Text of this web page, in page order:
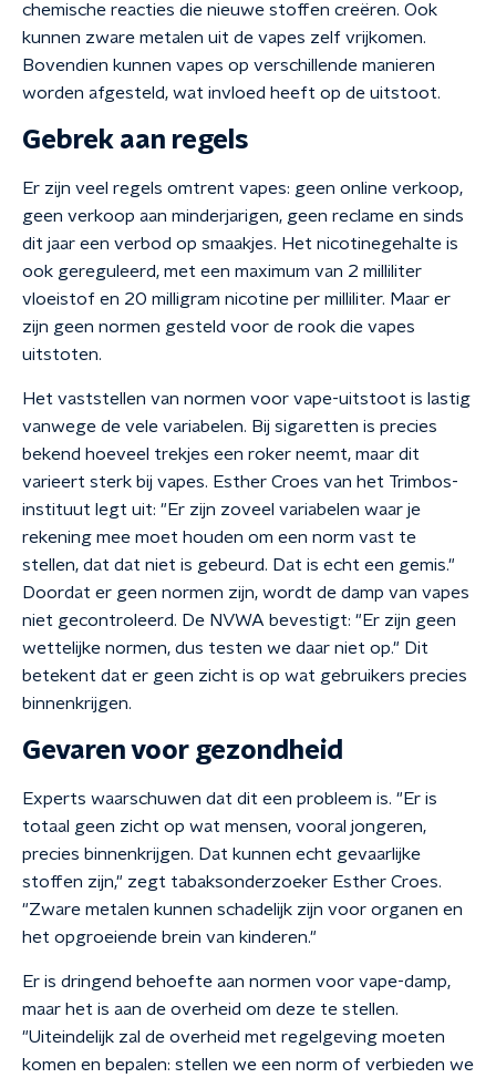
chemische reacties die nieuwe stoffen creëren. Ook
kunnen zware metalen uit de vapes zelf vrijkomen.
Bovendien kunnen vapes op verschillende manieren
worden afgesteld, wat invloed heeft op de uitstoot.
Gebrek aan regels
Er zijn veel regels omtrent vapes: geen online verkoop,
geen verkoop aan minderjarigen, geen reclame en sinds
dit jaar een verbod op smaakjes. Het nicotinegehalte is
ook gereguleerd, met een maximum van 2 milliliter
vloeistof en 20 milligram nicotine per milliliter. Maar er
zijn geen normen gesteld voor de rook die vapes
uitstoten.
Het vaststellen van normen voor vape-uitstoot is lastig
vanwege de vele variabelen. Bij sigaretten is precies
bekend hoeveel trekjes een roker neemt, maar dit
varieert sterk bij vapes. Esther Croes van het Trimbos-
instituut legt uit: "Er zijn zoveel variabelen waar je
rekening mee moet houden om een norm vast te
stellen, dat dat niet is gebeurd. Dat is echt een gemis."
Doordat er geen normen zijn, wordt de damp van vapes
niet gecontroleerd. De NVWA bevestigt: "Er zijn geen
wettelijke normen, dus testen we daar niet op." Dit
betekent dat er geen zicht is op wat gebruikers precies
binnenkrijgen.
Gevaren voor gezondheid
Experts waarschuwen dat dit een probleem is. "Er is
totaal geen zicht op wat mensen, vooral jongeren,
precies binnenkrijgen. Dat kunnen echt gevaarlijke
stoffen zijn," zegt tabaksonderzoeker Esther Croes.
"Zware metalen kunnen schadelijk zijn voor organen en
het opgroeiende brein van kinderen."
Er is dringend behoefte aan normen voor vape-damp,
maar het is aan de overheid om deze te stellen.
"Uiteindelijk zal de overheid met regelgeving moeten
komen en bepalen: stellen we een norm of verbieden we